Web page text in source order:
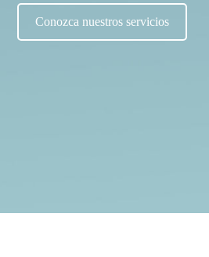
Conozca nuestros servicios